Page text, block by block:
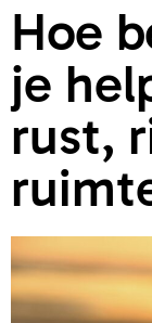
Hoe
je
rust,